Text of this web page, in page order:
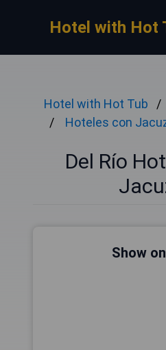
Hotel with Hot
Hotel with Hot Tub
Hoteles con
Del Río
Show